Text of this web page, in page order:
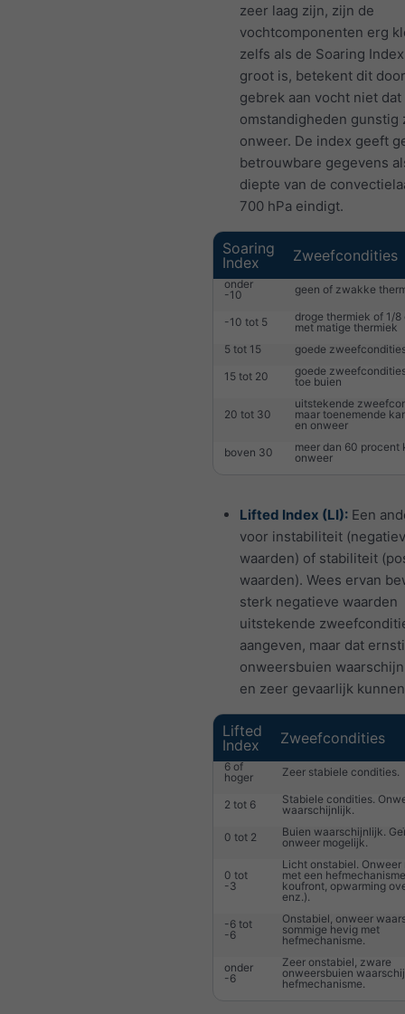
zeer laag zijn, zijn de
vochtcomponenten erg
zelfs als de Soaring
groot is, betekent dit
gebrek aan vocht niet dat
omstandigheden gunstig
onweer. De index geeft
betrouwbare gegevens
diepte van de
700 hPa eindigt.
Soaring
Index
Zweefcondities
onder
-10
geen of zwakke
-10 tot 5
droge thermiek of 1/8
met matige thermiek
5 tot 15
goede
15 tot 20
goede
toe buien
20 tot 30
uitstekende
maar toenemende
en onweer
boven 30
meer dan 60 procent
onweer
Lifted Index (LI): Een
voor instabiliteit
waarden) of stabiliteit
waarden). Wees ervan
sterk negatieve waarden
uitstekende
aangeven, maar dat
onweersbuien
en zeer gevaarlijk
Lifted
Index
Zweefcondities
6 of
hoger
Zeer stabiele condities.
2 tot 6
Stabiele condities.
waarschijnlijk.
0 tot 2
Buien waarschijnlijk.
onweer mogelijk.
0 tot
-3
Licht onstabiel. Onweer
met een
koufront, opwarming
enz.).
-6 tot
-6
Onstabiel, onweer
sommige hevig met
hefmechanisme.
onder
-6
Zeer onstabiel, zware
onweersbuien
hefmechanisme.